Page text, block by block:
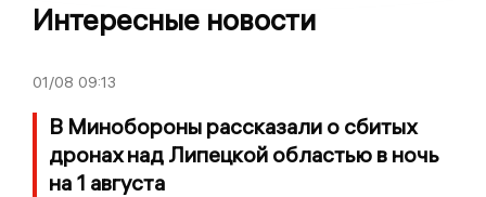
Интересные новости
01/08 09:13
В Минобороны рассказали о сбитых
дронах над Липецкой областью в ночь
на 1 августа